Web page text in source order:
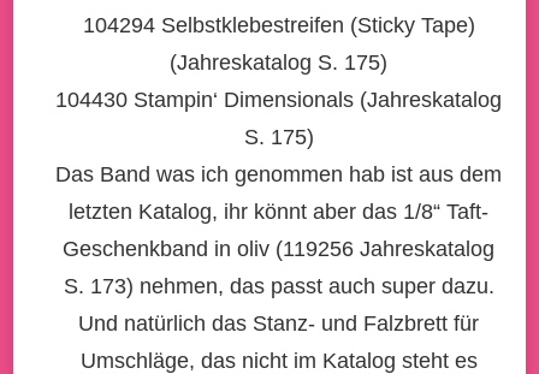
104294 Selbstklebestreifen (Sticky Tape)
(Jahreskatalog S. 175)
104430 Stampin‘ Dimensionals (Jahreskatalog
S. 175)
Das Band was ich genommen hab ist aus dem
letzten Katalog, ihr könnt aber das 1/8“ Taft-
Geschenkband in oliv (119256 Jahreskatalog
S. 173) nehmen, das passt auch super dazu.
Und natürlich das Stanz- und Falzbrett für
Umschläge, das nicht im Katalog steht es